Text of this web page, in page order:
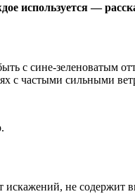
используется —
с сине-зеленоватым
с частыми сильными
искажений, не